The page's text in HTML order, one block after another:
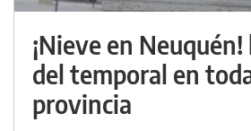
¡Nieve en
del temporal en
provincia